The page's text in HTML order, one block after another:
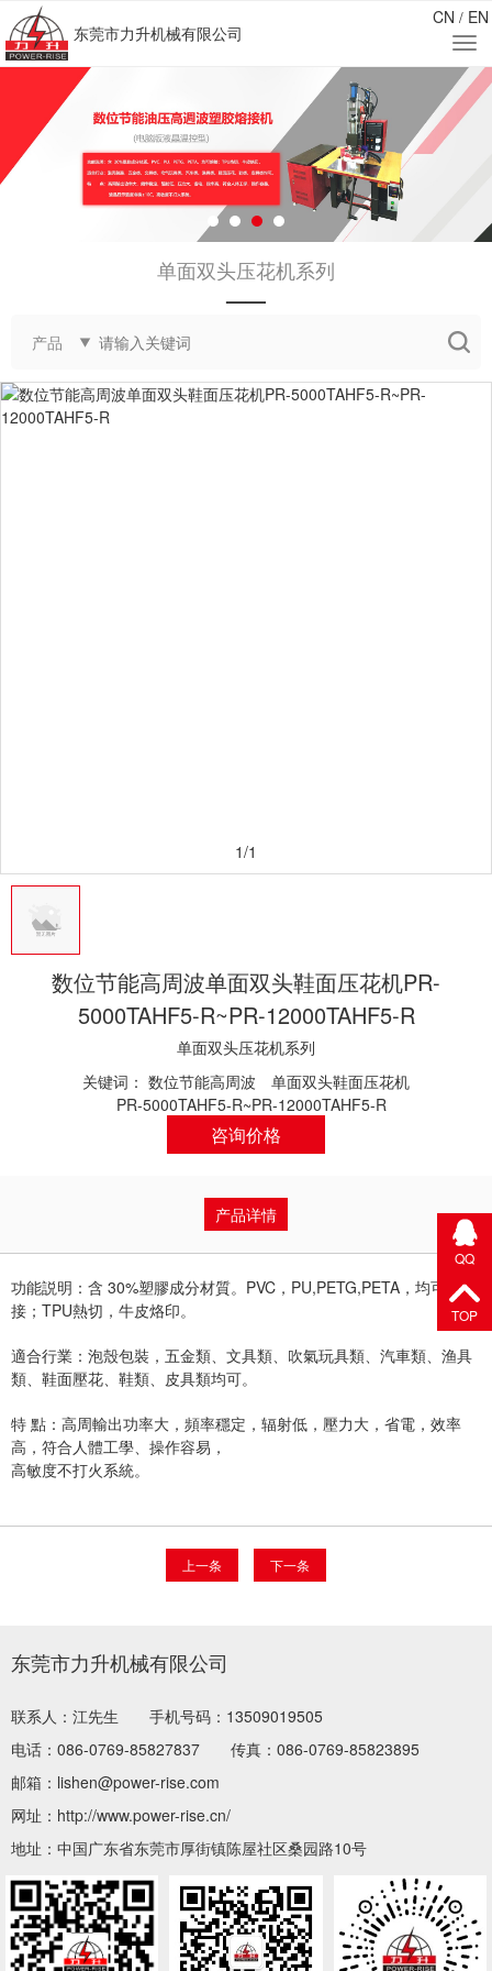
东莞市力升机械有限公司
CN / EN
单面双头压花机系列
——
产品
1/1
数位节能高周波单面双头鞋面压花机PR-
5000TAHF5-R~PR-12000TAHF5-R
单面双头压花机系列
关键词： 数位节能高周波
单面双头鞋面压花机
PR-5000TAHF5-R~PR-12000TAHF5-R
咨询价格
产品详情
功能説明：含 30%塑膠成分材質。PVC，PU,PETG,PETA，均可熔
接；TPU熱切，牛皮烙印。
適合行業：泡殼包裝，五金類、文具類、吹氣玩具類、汽車類、渔具
類、鞋面壓花、鞋類、皮具類均可。
特 點：高周輸出功率大，頻率穩定，辐射低，壓力大，省電，效率
高，符合人體工學、操作容易，
高敏度不打火系統。
上一条 下一条
东莞市力升机械有限公司
联系人：江先生
手机号码：13509019505
电话：086-0769-85827837
传真：086-0769-85823895
邮箱：lishen@power-rise.com
网址：http://www.power-rise.cn/
地址：中国广东省东莞市厚街镇陈屋社区桑园路10号
QQ
TOP